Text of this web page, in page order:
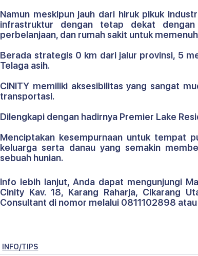
Namun meskipun jauh dari hiruk pikuk
infrastruktur dengan tetap dekat
perbelanjaan, dan rumah sakit untuk
Berada strategis 0 km dari jalur provinsi, 5
Telaga asih.
CINITY memiliki aksesibilitas yang sangat
transportasi.
Dilengkapi dengan hadirnya Premier Lake
Menciptakan kesempurnaan untuk tempat
keluarga serta danau yang semakin
sebuah hunian.
Info lebih lanjut, Anda dapat mengunjungi
Cinity Kav. 18, Karang Raharja, Cikarang
Consultant di nomor melalui 0811102898
INFO/TIPS